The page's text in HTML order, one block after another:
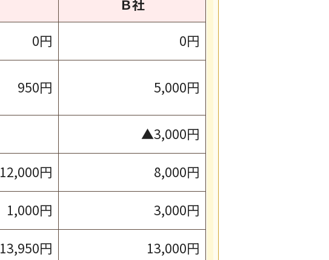
Ｂ社
0円
0円
950円 5,000円
▲3,000円
12,000円 8,000円
1,000円 3,000円
13,950円 13,000円